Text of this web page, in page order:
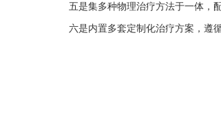
五是集多种物理治疗方法于一体，
六是内置多套定制化治疗方案，遵